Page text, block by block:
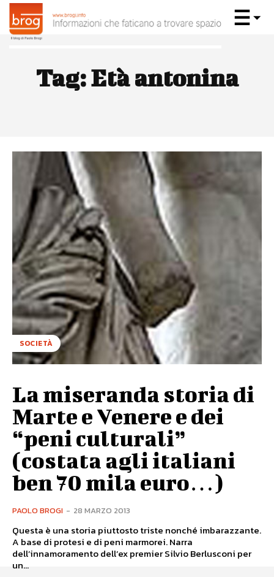
Tag:Età antonina
SOCIETÀ
La miseranda storia di
Marte e Venere e dei
“peni culturali”
(costata agli italiani
ben 70 mila euro…)
PAOLO BROGI - 28 MARZO 2013
Questa è una storia piuttosto triste nonché imbarazzante.
A base di protesi e di peni marmorei. Narra
dell’innamoramento dell’ex premier Silvio Berlusconi per
un...